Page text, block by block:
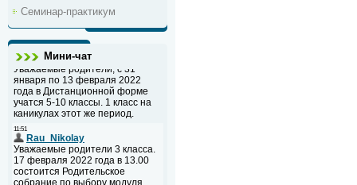
Семинар-практикум
Мини-чат